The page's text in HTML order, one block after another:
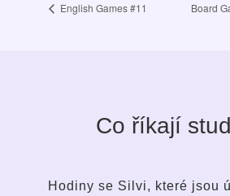
English Games #11 Board
Co říkají
Hodiny se Silvi, které jsou